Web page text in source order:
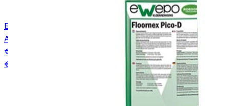
Ewepo Spotless tapijtreiniger (1 stuk, 500 ml)
Art.
€ 6,95
€ 5,25